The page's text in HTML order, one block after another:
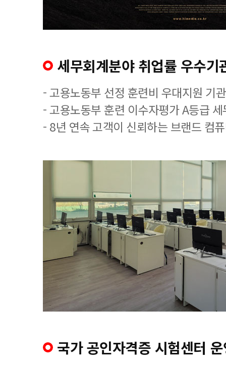
세무회계분야 취업률 우수기
- 고용노동부 선정 훈련비 우대지원 기관
- 고용노동부 훈련 이수자평가 A등급
- 8년 연속 고객이 신뢰하는 브랜드 컴
국가 공인자격증 시험센터